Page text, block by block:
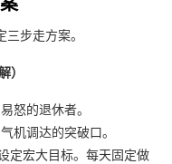
步走方案。
）
怒的退休者。
机调达的突破口。
定宏大目标。每天固定做